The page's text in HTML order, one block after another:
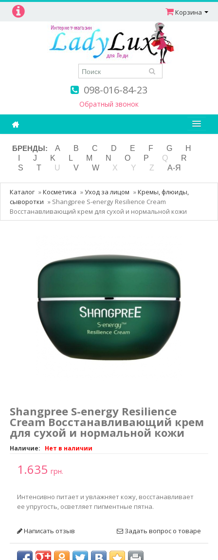
098-016-84-23
Обратный звонок
Корзина
Ароматерапия
Витамины
Детям и мамам
Косметика
Маникюр и педикюр
БРЕНДЫ: A B C D E F G
H
J K L M N O P Q
R
S
T U V W X Y Z А-Я
Каталог »Косметика »Уход за лицом »Кремы, флюиды,
сыворотки » Shangpree S-energy Resilience Cream
Восстанавливающий крем для сухой и нормальной кожи
Shangpree S-energy Resilience
Cream Восстанавливающий крем
для сухой и нормальной кожи
Наличие: Нет в наличии
1.635 грн.
Интенсивно питает и увлажняет кожу, восстанавливает
ее упругость, осветляет пигментные пятна.
Написать отзыв Задать вопрос о товаре